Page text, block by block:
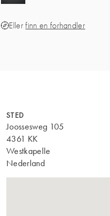
Ellerfinn en forhandler
STED
Joossesweg 105
4361 KK
Westkapelle
Nederland